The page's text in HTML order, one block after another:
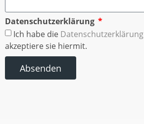
Datenschutzerklärung
Ich habe die Datenschutzerklärung
akzeptiere sie hiermit.
Absenden